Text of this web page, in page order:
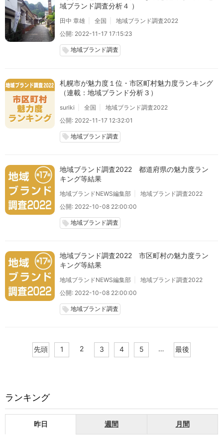
域ブランド調査分析４ ）
田中 章雄 全国
地域ブランド調査2022
公開: 2022-11-17 17:15:23
local_offer 地域ブランド調査
札幌市が魅力度１位・市区町村魅力度ランキング
（連載：地域ブランド分析３）
suriki 全国
地域ブランド調査2022
公開: 2022-11-17 12:32:01
local_offer 地域ブランド調査
地域ブランド調査2022 都道府県の魅力度ラン
キング等結果
地域ブランドNEWS編集部
地域ブランド調査2022
公開: 2022-10-08 22:00:00
local_offer 地域ブランド調査
地域ブランド調査2022 市区町村の魅力度ラン
キング等結果
地域ブランドNEWS編集部
地域ブランド調査2022
公開: 2022-10-08 22:00:00
local_offer 地域ブランド調査
先頭 1 2 3 4 5 … 最後
ランキング
昨日 週間 月間